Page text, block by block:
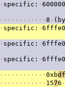
· specific: ·
· · · · · · · · · · · · 8 ·
· specific: ·
· specific: ·
· specific: ·
· · · · · · · · · · · · 0xb
· · · · · · · · · · · · 1576 ·